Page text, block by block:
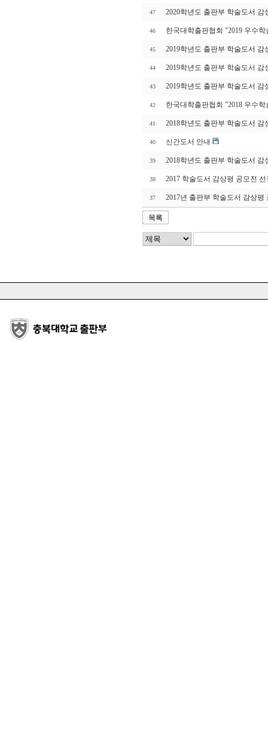
47 2020학년도 출판부 학술도서 감
46 한국대학출판협회 "2019 우수
45 2019학년도 출판부 학술도서 감
44 2019학년도 출판부 학술도서 감
43 2019학년도 출판부 학술도서 감
42 한국대학출판협회 "2018 우수
41 2018학년도 출판부 학술도서 감
40 신간도서 안내
39 2018학년도 출판부 학술도서 감
38 2017 학술도서 감상평 공모전
37 2017년 출판부 학술도서 감상평
목록